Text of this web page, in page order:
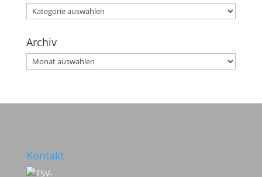
Kategorien
Archiv
Archiv
Kontakt